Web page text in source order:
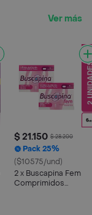
Ver más
$ 21.150 $ 28.200
Pack 25%
($10575/und)
2 x Buscapina Fem
Comprimidos